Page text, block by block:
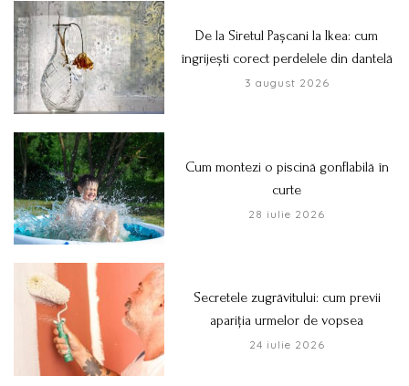
De la Siretul Pașcani la Ikea: cum
îngrijești corect perdelele din dantelă
3 august 2026
Cum montezi o piscină gonflabilă în
curte
28 iulie 2026
Secretele zugrăvitului: cum previi
apariția urmelor de vopsea
24 iulie 2026